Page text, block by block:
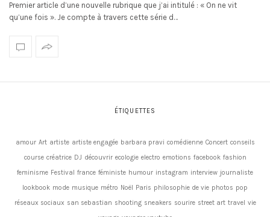
Premier article d’une nouvelle rubrique que j’ai intitulé : « On ne vit
qu’une fois ». Je compte à travers cette série d…
ÉTIQUETTES
amour Art artiste artiste engagée barbara pravi comédienne Concert conseils
course créatrice DJ découvrir ecologie electro emotions facebook fashion
feminisme Festival france féministe humour instagram interview journaliste
lookbook mode musique métro Noël Paris philosophie de vie photos pop
réseaux sociaux san sebastian shooting sneakers sourire street art travel vie